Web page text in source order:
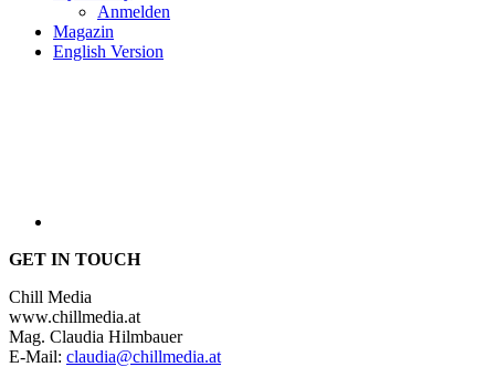
Anmelden
Magazin
English Version
GET IN TOUCH
Chill Media
www.chillmedia.at
Mag. Claudia Hilmbauer
E-Mail: claudia@chillmedia.at